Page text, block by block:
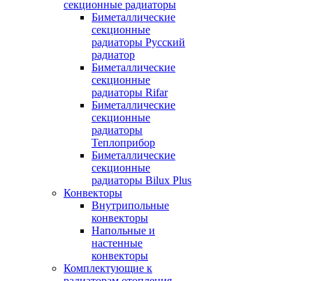
секционные радиаторы
Биметаллические
секционные
радиаторы Русский
радиатор
Биметаллические
секционные
радиаторы Rifar
Биметаллические
секционные
радиаторы
Теплоприбор
Биметаллические
секционные
радиаторы Bilux Plus
Конвекторы
Внутрипольные
конвекторы
Напольные и
настенные
конвекторы
Комплектующие к